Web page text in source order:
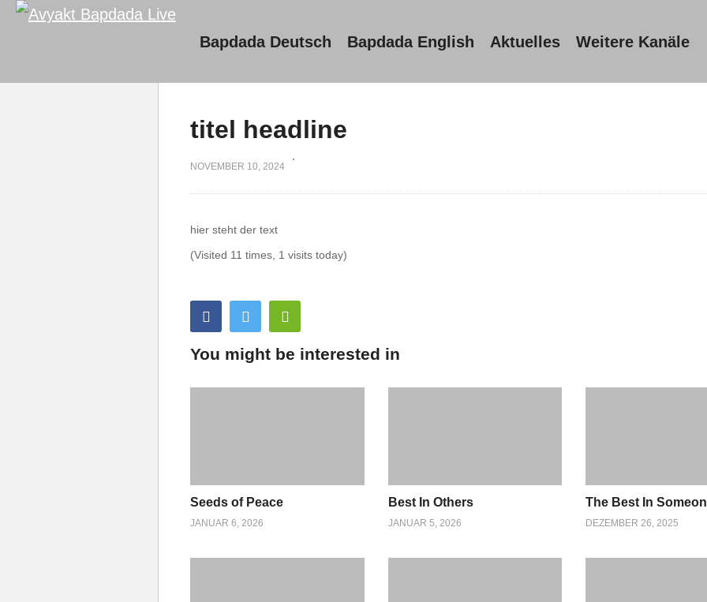
Bapdada Deutsch Bapdada English Aktuelles Weitere Kanäle
titel headline
NOVEMBER 10, 2024
hier steht der text
(Visited 11 times, 1 visits today)
You might be interested in
Seeds of Peace
JANUAR 6, 2026
Best In Others
JANUAR 5, 2026
The Best In
DEZEMBER 26, 2025